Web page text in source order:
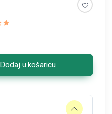
Dodaj u košaricu